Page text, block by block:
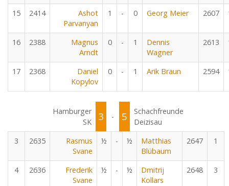
15 2414
Ashot
Parvanyan
1 - 0 Georg Meier 2607
16 2388
Magnus
Arndt
0 - 1
Dennis
Wagner
2613
17 2368
Daniel
Kopylov
0 - 1 Arik Braun 2594
Hamburger
SK
3 - 5
Schachfreunde
Deizisau
3
2635
Rasmus
Svane
½ - ½
Matthias
Blübaum
2647 1
4 2636
Frederik
Svane
½ - ½
Dmitrij
Kollars
2648 3